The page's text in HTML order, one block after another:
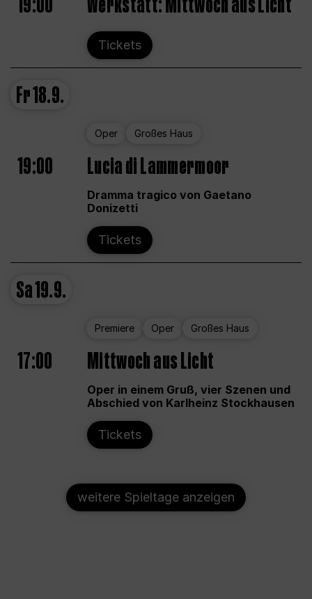
Tickets
Fr18.9.
Oper Großes Haus
19:00 Lucia di Lammermoor
Dramma tragico von Gaetano
Donizetti
Tickets
Sa19.9.
Premiere Oper Großes Haus
17:00 Mittwoch aus Licht
Oper in einem Gruß, vier Szenen und
Abschied von Karlheinz Stockhausen
Tickets
weitere Spieltage anzeigen